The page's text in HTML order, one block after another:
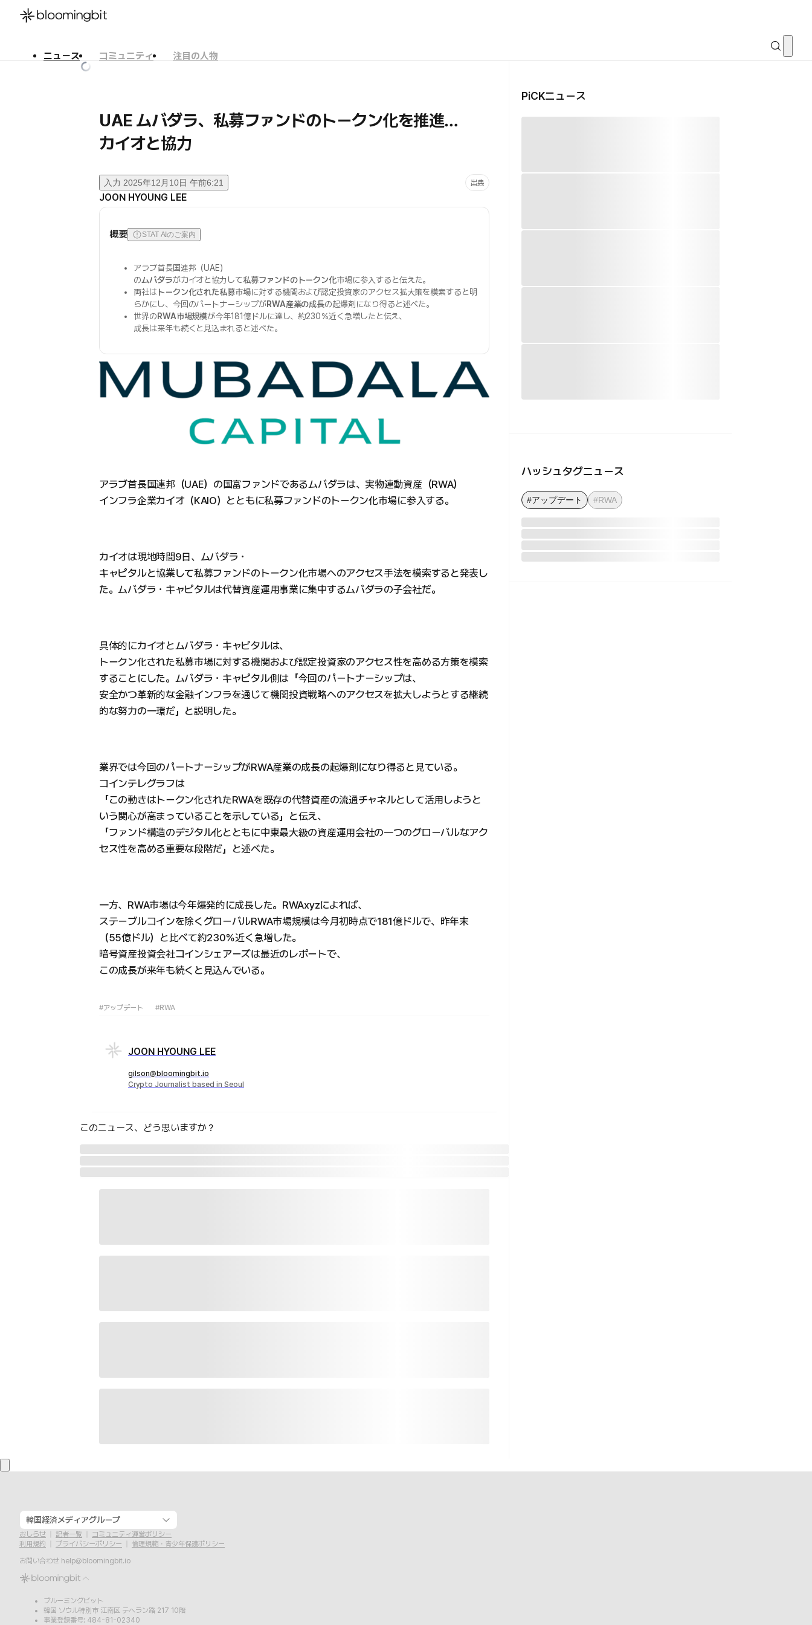
ニュース コミュニティ
注目の人物
UAE ムバダラ、私募ファンドのトークン化を推進…
カイオと協力
入力 2025年12月10日 午前6:21 出典
JOON HYOUNG LEE
概要 STAT AIのご案内
アラブ首長国連邦（UAE）
のムバダラがカイオと協力して私募ファンドのトークン化市場に参入すると伝えた。
両社はトークン化された私募市場に対する機関および認定投資家のアクセス拡大策を模索すると明
らかにし、今回のパートナーシップがRWA産業の成長の起爆剤になり得ると述べた。
世界のRWA市場規模が今年181億ドルに達し、約230％近く急増したと伝え、
成長は来年も続くと見込まれると述べた。
アラブ首長国連邦（UAE）の国富ファンドであるムバダラは、実物連動資産（RWA）
インフラ企業カイオ（KAIO）とともに私募ファンドのトークン化市場に参入する。
カイオは現地時間9日、ムバダラ・
キャピタルと協業して私募ファンドのトークン化市場へのアクセス手法を模索すると発表し
た。ムバダラ・キャピタルは代替資産運用事業に集中するムバダラの子会社だ。
具体的にカイオとムバダラ・キャピタルは、
トークン化された私募市場に対する機関および認定投資家のアクセス性を高める方策を模索
することにした。ムバダラ・キャピタル側は「今回のパートナーシップは、
安全かつ革新的な金融インフラを通じて機関投資戦略へのアクセスを拡大しようとする継続
的な努力の一環だ」と説明した。
業界では今回のパートナーシップがRWA産業の成長の起爆剤になり得ると見ている。
コインテレグラフは
「この動きはトークン化されたRWAを既存の代替資産の流通チャネルとして活用しようと
いう関心が高まっていることを示している」と伝え、
「ファンド構造のデジタル化とともに中東最大級の資産運用会社の一つのグローバルなアク
セス性を高める重要な段階だ」と述べた。
一方、RWA市場は今年爆発的に成長した。RWAxyzによれば、
ステーブルコインを除くグローバルRWA市場規模は今月初時点で181億ドルで、昨年末
（55億ドル）と比べて約230％近く急増した。
暗号資産投資会社コインシェアーズは最近のレポートで、
この成長が来年も続くと見込んでいる。
#アップデート #RWA
JOON HYOUNG LEE
gilson@bloomingbit.io
Crypto Journalist based in Seoul
このニュース、どう思いますか？
PiCKニュース
ハッシュタグニュース
#アップデート #RWA
韓国経済メディアグループ
おしらせ 記者一覧
コミュニティ運営ポリシー
利用規約
プライバシーポリシー
倫理規範・青少年保護ポリシー
お問い合わせ help@bloomingbit.io
ブルーミングビット
韓国 ソウル特別市 江南区 テヘラン路 217 10階
事業登録番号: 484-81-02340